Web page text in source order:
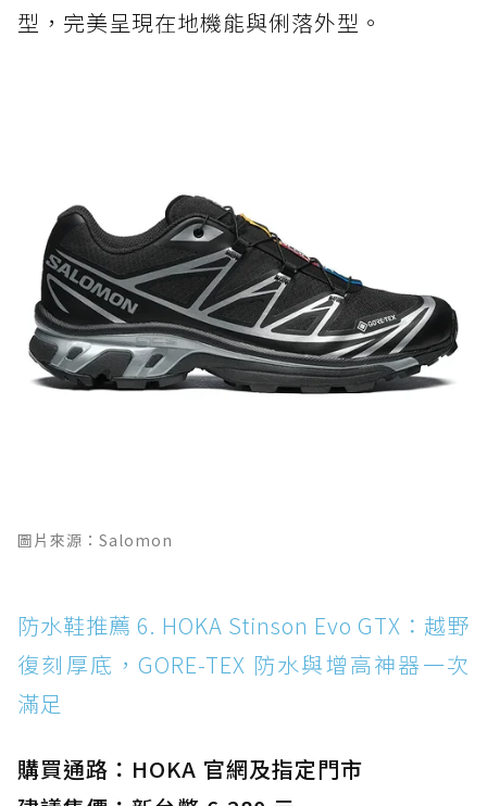
型，完美呈現在地機能與俐落外型。
圖片來源：Salomon
防水鞋推薦 6. HOKA Stinson Evo GTX：越野
復刻厚底，GORE-TEX 防水與增高神器一次
滿足
購買通路：HOKA 官網及指定門市